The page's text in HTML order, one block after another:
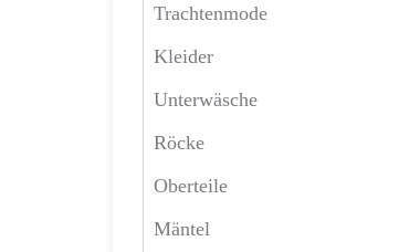
Trachtenmode
Kleider
Unterwäsche
Röcke
Oberteile
Mäntel